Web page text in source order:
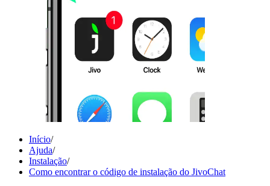
Início/
Ajuda/
Instalação/
Como encontrar o código de instalação do JivoChat